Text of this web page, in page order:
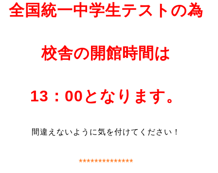
全国統一中学生テストの為
校舎の開館時間は
13：00となります。
間違えないように気を付けてください！
**************